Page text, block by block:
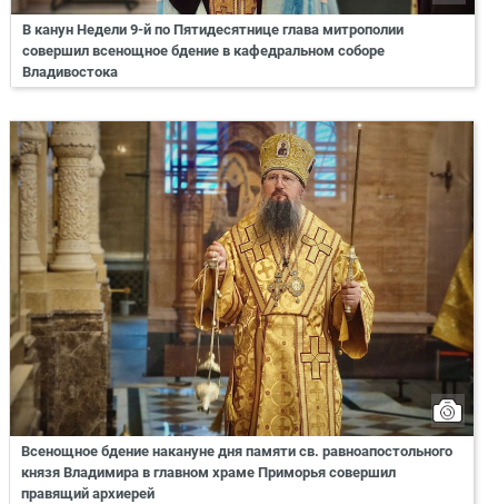
В канун Недели 9-й по Пятидесятнице глава митрополии
совершил всенощное бдение в кафедральном соборе
Владивостока
Всенощное бдение накануне дня памяти св. равноапостольного
князя Владимира в главном храме Приморья совершил
правящий архиерей